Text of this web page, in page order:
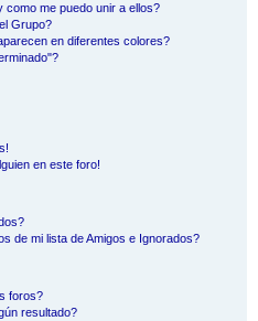
me puedo unir a ellos?
Grupo?
en diferentes colores?
en este foro!
de mi lista de Amigos e Ignorados?
foros?
resultado?